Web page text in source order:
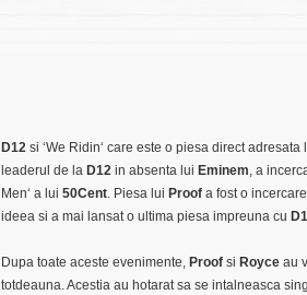
D12 si ‘We Ridin‘ care este o piesa direct adresata
leaderul de la D12 in absenta lui Eminem , a
Men‘ a lui 50Cent . Piesa lui Proof a fost o
ideea si a mai lansat o ultima piesa impreuna cu
Dupa toate aceste evenimente, Proof si Royce au
totdeauna. Acestia au hotarat sa se intalneasca